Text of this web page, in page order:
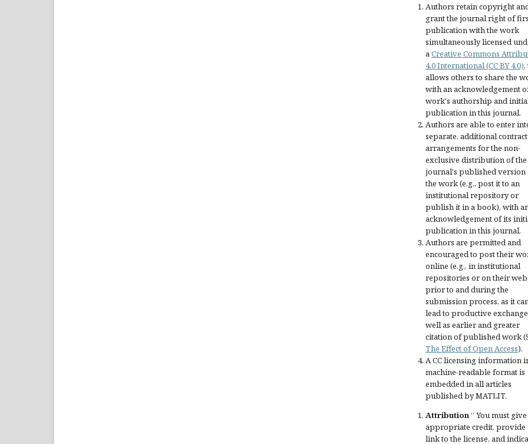
Authors retain copyright
grant the journal right of
publication with the work
simultaneously licensed
aCreative Commons
4.0 International (CC BY 4.0),
allows others to share the
with an acknowledgement
work's authorship and
publication in this journal.
Authors are able to enter
separate, additional
arrangements for the non-
exclusive distribution of the
journal's published version
the work (e.g., post it to an
institutional repository or
publish it in a book), with
acknowledgement of its
publication in this journal.
Authors are permitted and
encouraged to post their
online (e.g., in institutional
repositories or on their
prior to and during the
submission process, as it
lead to productive
well as earlier and greater
citation of published work
The Effect of Open Access).
A CC licensing information
machine-readable format is
embedded in all articles
published by MATLIT.
Attribution” You must give
appropriate credit, provide
link to the license, and